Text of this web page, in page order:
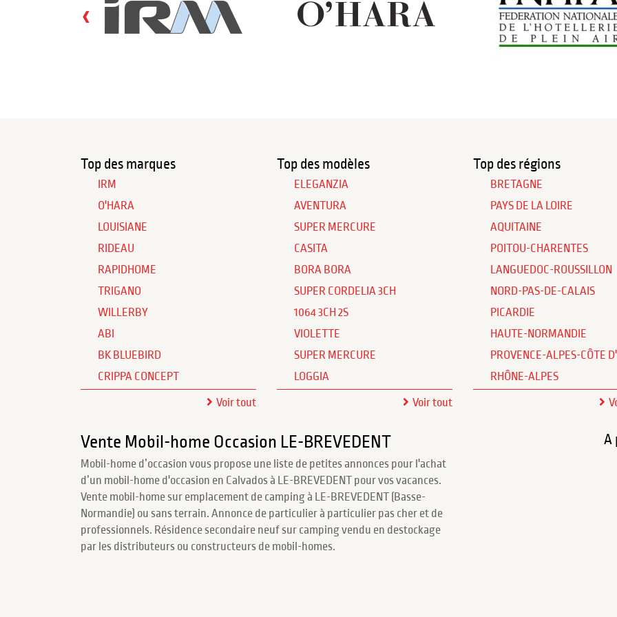
‹
Top des marques
IRM
O'HARA
LOUISIANE
RIDEAU
RAPIDHOME
TRIGANO
WILLERBY
ABI
BK BLUEBIRD
CRIPPA CONCEPT
Voir tout
Top des modèles
ELEGANZIA
AVENTURA
SUPER MERCURE
CASITA
BORA BORA
SUPER CORDELIA 3CH
1064 3CH 2S
VIOLETTE
SUPER MERCURE
LOGGIA
Voir tout
Top des régions
BRETAGNE
PAYS DE LA LOIRE
AQUITAINE
POITOU-CHARENTES
LANGUEDOC-ROUSSILLON
NORD-PAS-DE-CALAIS
PICARDIE
HAUTE-NORMANDIE
PROVENCE-ALPES-CÔTE
RHÔNE-ALPES
Vente Mobil-home Occasion LE-BREVEDENT
Mobil-home d’occasion vous propose une liste de petites annonces pour l'achat
d’un mobil-home d'occasion en Calvados à LE-BREVEDENT pour vos vacances.
Vente mobil-home sur emplacement de camping à LE-BREVEDENT (Basse-
Normandie) ou sans terrain. Annonce de particulier à particulier pas cher et de
professionnels. Résidence secondaire neuf sur camping vendu en destockage
par les distributeurs ou constructeurs de mobil-homes.
A